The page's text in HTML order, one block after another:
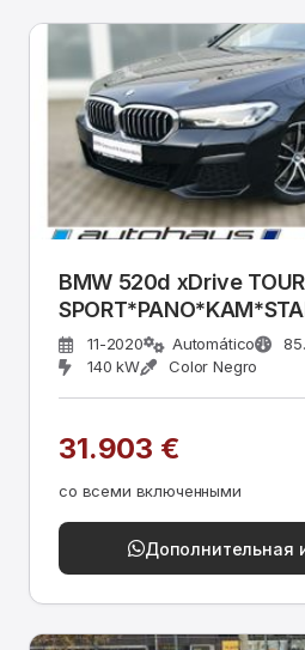
BMW 520d xDrive
11-2020 Automático
140 kW
Color Negro
31.903 €
со всеми включенными
Дополнительная